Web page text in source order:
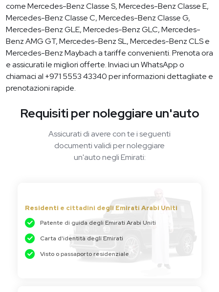
come Mercedes-Benz Classe S, Mercedes-Benz Classe E,
Mercedes-Benz Classe C, Mercedes-Benz Classe G,
Mercedes-Benz GLE, Mercedes-Benz GLC, Mercedes-
Benz AMG GT, Mercedes-Benz SL, Mercedes-Benz CLS e
Mercedes-Benz Maybach a tariffe convenienti. Prenota ora
e assicurati le migliori offerte. Inviaci un WhatsApp o
chiamaci al +971 5553 43340 per informazioni dettagliate e
prenotazioni rapide.
Requisiti per noleggiare un'auto
Assicurati di avere con te i seguenti
documenti validi per noleggiare
un'auto negli Emirati:
Residenti e cittadini degli Emirati Arabi Uniti
Patente di guida degli Emirati Arabi Uniti
Carta d'identità degli Emirati
Visto o passaporto residenziale